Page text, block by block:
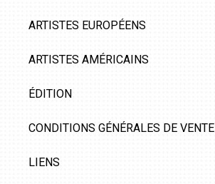
ARTISTES EUROPÉENS
ARTISTES AMÉRICAINS
ÉDITION
CONDITIONS GÉNÉRALES DE VENTE
LIENS